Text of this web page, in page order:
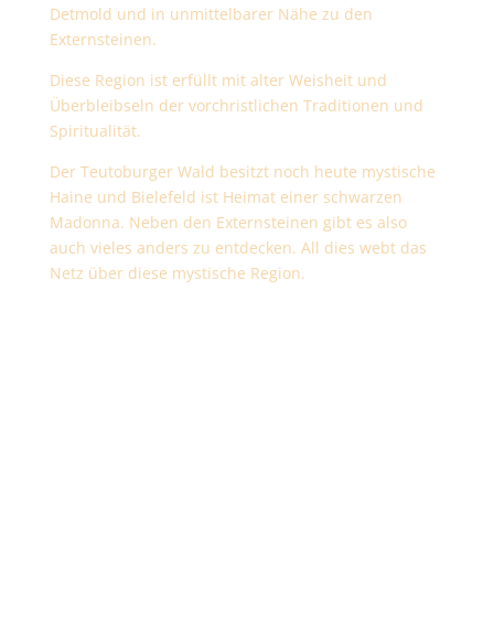
Detmold und in unmittelbarer Nähe zu den
Externsteinen.
Diese Region ist erfüllt mit alter Weisheit und
Überbleibseln der vorchristlichen Traditionen und
Spiritualität.
Der Teutoburger Wald besitzt noch heute mystische
Haine und Bielefeld ist Heimat einer schwarzen
Madonna. Neben den Externsteinen gibt es also
auch vieles anders zu entdecken. All dies webt das
Netz über diese mystische Region.